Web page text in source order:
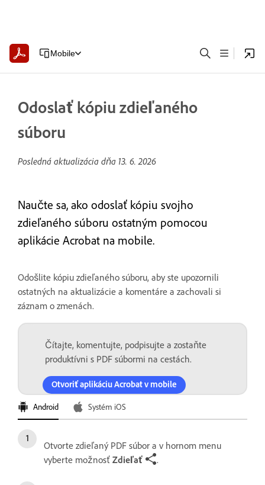
Mobile
Odoslať kópiu zdieľaného
súboru
Posledná aktualizácia dňa 13. 6. 2026
Naučte sa, ako odoslať kópiu svojho
zdieľaného súboru ostatným pomocou
aplikácie Acrobat na mobile.
Odošlite kópiu zdieľaného súboru, aby ste upozornili
ostatných na aktualizácie a komentáre a zachovali si
záznam o zmenách.
Čítajte, komentujte, podpisujte a zostaňte
produktívni s PDF súbormi na cestách.
Otvoriť aplikáciu Acrobat v mobile
Android Systém iOS
Otvorte zdieľaný PDF súbor a v hornom menu
vyberte možnosť Zdieľať .